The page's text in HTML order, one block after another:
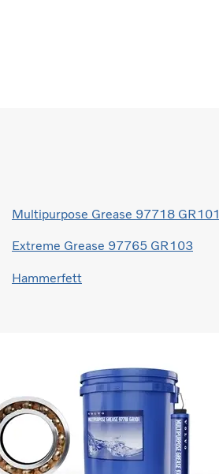
Multipurpose Grease 97718 GR101
Extreme Grease 97765 GR103
Hammerfett